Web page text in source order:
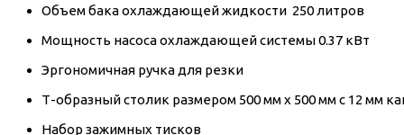
Объем бака охлаждающей жидкости 250 литров
Мощность насоса охлаждающей системы 0.37 кВт
Эргономичная ручка для резки
Т-образный столик размером 500 мм x 500 мм с 12 мм
Набор зажимных тисков